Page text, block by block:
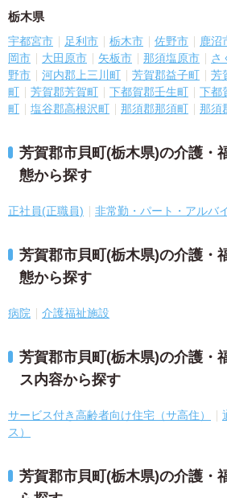
栃木県
宇都宮市 足利市 栃木市 佐野市 鹿沼
岡市
大田原市 矢板市 那須塩原市 さ
野市
河内郡上三川町 芳賀郡益子町 芳
町
芳賀郡芳賀町 下都賀郡壬生町 下都
町
塩谷郡高根沢町 那須郡那須町 那須
芳賀郡市貝町(栃木県)の介護・
態から探す
正社員(正職員) 非常勤・パート・アルバ
芳賀郡市貝町(栃木県)の介護・
態から探す
病院 介護福祉施設
芳賀郡市貝町(栃木県)の介護・
ス内容から探す
サービス付き高齢者向け住宅（サ高住）
ス）
芳賀郡市貝町(栃木県)の介護・